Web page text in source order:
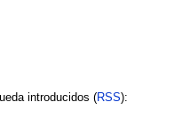
introducidos (RSS):